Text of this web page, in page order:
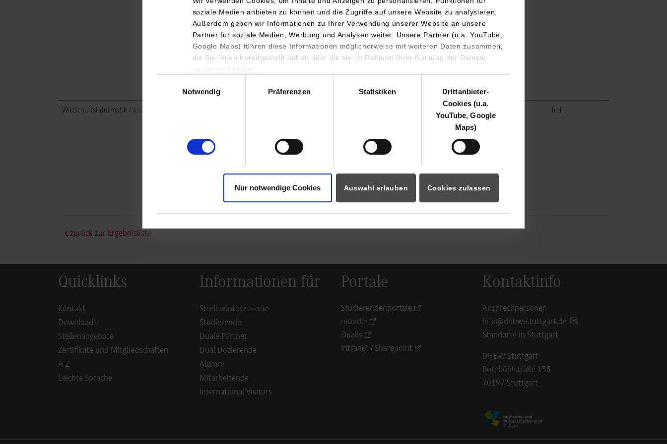
soziale Medien anbieten zu können und die Zugriffe auf unsere Website zu analysieren.
Außerdem geben wir Informationen zu Ihrer Verwendung unserer Website an unsere
Partner für soziale Medien, Werbung und Analysen weiter. Unsere Partner (u.a. YouTube,
Google Maps) führen diese Informationen möglicherweise mit weiteren Daten zusammen,
die Sie ihnen bereitgestellt haben oder die sie im Rahmen Ihrer Nutzung der Dienste
Notwendig
Präferenzen Statistiken
Drittanbieter-
Cookies (u.a.
YouTube, Google
Maps)
Nur notwendige Cookies Auswahl erlauben Cookies zulassen
www.theben.de
Melanie Maier
Wirtschaftsinformatik / Industrie
www.theben.de
Melanie Maier
07474-692377
frei
zurück zur Ergebnisliste
Quicklinks
Kontakt
Downloads
Stellenangebote
Zertifikate und Mitgliedschaften
A-Z
Leichte Sprache
Informationen für
Studieninteressierte
Studierende
Duale Partner
Dual Dozierende
Alumni
Mitarbeitende
International Visitors
Portale
Studierendenportale
moodle
Dualis
Intranet / Sharepoint
Kontaktinfo
Ansprechpersonen
info@dhbw-stuttgart.de
Standorte in Stuttgart
DHBW Stuttgart
Rotebühlstraße 133
70197 Stuttgart